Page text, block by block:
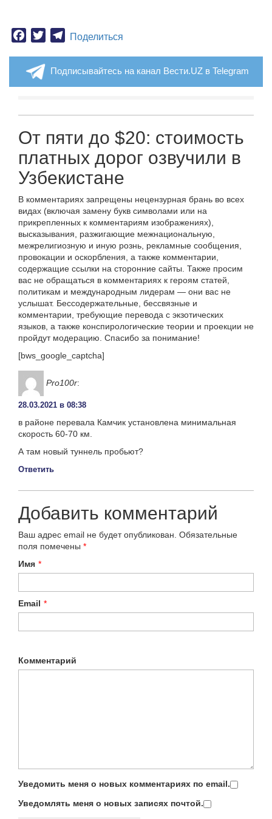
Facebook
TwitterTelegram
Поделиться
Подписывайтесь на канал Вести.UZ в Telegram
От пяти до $20: стоимость
платных дорог озвучили в
Узбекистане
В комментариях запрещены нецензурная брань во всех
видах (включая замену букв символами или на
прикрепленных к комментариям изображениях),
высказывания, разжигающие межнациональную,
межрелигиозную и иную рознь, рекламные сообщения,
провокации и оскорбления, а также комментарии,
содержащие ссылки на сторонние сайты. Также просим
вас не обращаться в комментариях к героям статей,
политикам и международным лидерам — они вас не
услышат. Бессодержательные, бессвязные и
комментарии, требующие перевода с экзотических
языков, а также конспирологические теории и проекции не
пройдут модерацию. Спасибо за понимание!
[bws_google_captcha]
Pro100r:
28.03.2021 в 08:38
в районе перевала Камчик установлена минимальная
скорость 60-70 км.
А там новый туннель пробьют?
Ответить
Добавить комментарий
Ваш адрес email не будет опубликован. Обязательные
поля помечены *
Имя *
Email *
Комментарий
Уведомить меня о новых комментариях по email.
Уведомлять меня о новых записях почтой.